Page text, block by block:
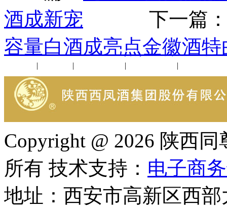
酒成新宠 下一篇
容量白酒成亮点金徽酒
| | | |
Copyright @ 2026 陕西
所有 技术支持： 电子商
地址：西安市高新区西